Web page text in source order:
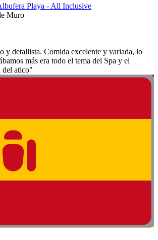
Playa - All Inclusive
Muro
y detallista. Comida excelente y variada, lo
más era todo el tema del Spa y el
del atico"